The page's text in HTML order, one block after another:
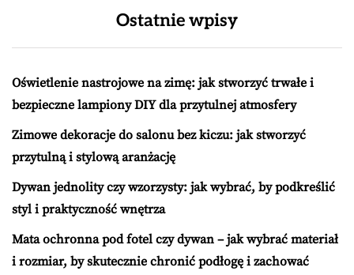
Ostatnie wpisy
Oświetlenie nastrojowe na zimę: jak stworzyć trwałe i
bezpieczne lampiony DIY dla przytulnej atmosfery
Zimowe dekoracje do salonu bez kiczu: jak stworzyć
przytulną i stylową aranżację
Dywan jednolity czy wzorzysty: jak wybrać, by podkreślić
styl i praktyczność wnętrza
Mata ochronna pod fotel czy dywan – jak wybrać materiał
i rozmiar, by skutecznie chronić podłogę i zachować